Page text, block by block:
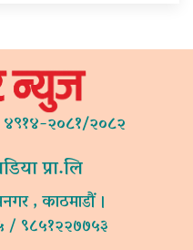
२०८१/२०८२
प्रा.लि
, काठमाडौं ।
९८५१२२७७५३